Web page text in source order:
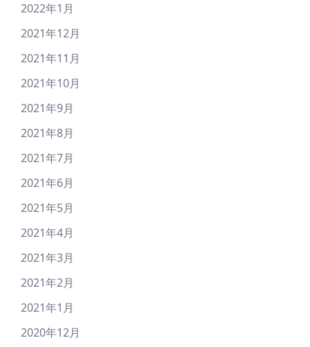
2022年1月
2021年12月
2021年11月
2021年10月
2021年9月
2021年8月
2021年7月
2021年6月
2021年5月
2021年4月
2021年3月
2021年2月
2021年1月
2020年12月